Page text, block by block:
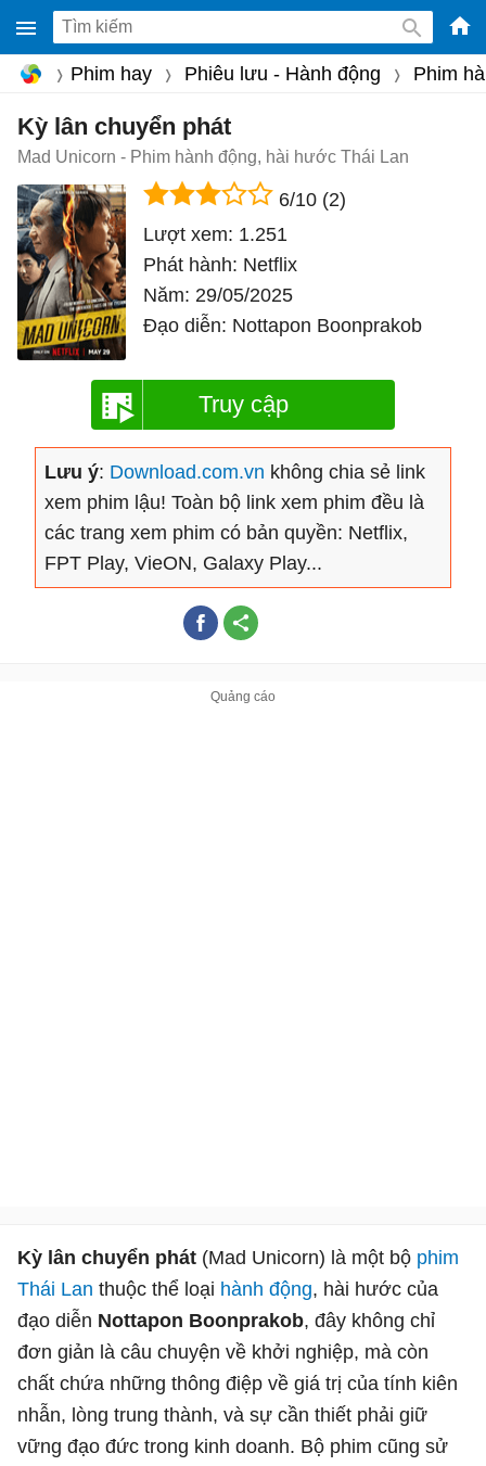
-
Phim hay Phiêu lưu - Hành động Phim
Kỳ lân chuyển phát
Mad Unicorn - Phim hành động, hài hước Thái Lan
6/10 (2)
Lượt xem: 1.251
Phát hành: Netflix
Năm: 29/05/2025
Đạo diễn: Nottapon Boonprakob
Truy cập
Lưu ý: Download.com.vn không chia sẻ link
xem phim lậu! Toàn bộ link xem phim đều là
các trang xem phim có bản quyền: Netflix,
FPT Play, VieON, Galaxy Play...
Kỳ lân chuyển phát (Mad Unicorn) là một bộ phim
Thái Lan thuộc thể loại hành động, hài hước của
đạo diễn Nottapon Boonprakob, đây không chỉ
đơn giản là câu chuyện về khởi nghiệp, mà còn
chất chứa những thông điệp về giá trị của tính kiên
nhẫn, lòng trung thành, và sự cần thiết phải giữ
vững đạo đức trong kinh doanh. Bộ phim cũng sử